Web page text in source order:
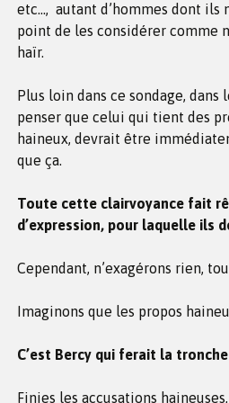
etc…, autant d’hommes dont ils
point de les considérer comme
haïr.
Plus loin dans ce sondage, dans
penser que celui qui tient des
haineux, devrait être
que ça.
Toute cette clairvoyance fait
d’expression, pour laquelle ils
Cependant, n’exagérons rien,
Imaginons que les propos
C’est Bercy qui ferait la
Finies les accusations